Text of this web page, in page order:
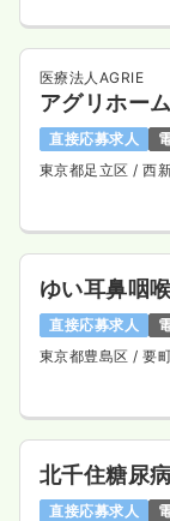
医療法人AGRIE
アグリホー
直接応募求人
東京都足立区 / 西
ゆい耳鼻咽
直接応募求人
東京都豊島区 / 要
北千住糖尿
直接応募求人